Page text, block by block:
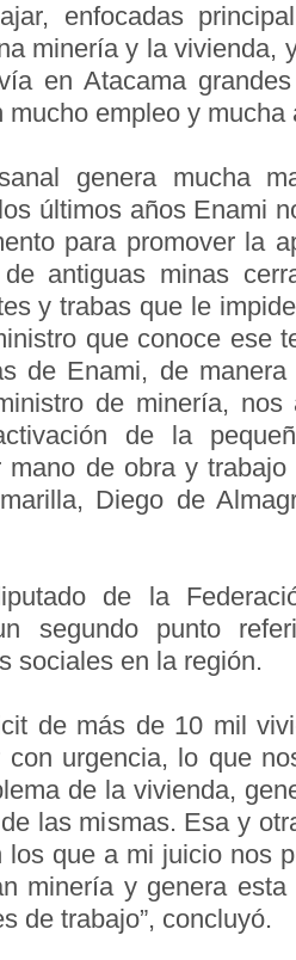
enfocadas
minería y la vivienda,
en Atacama
mucho empleo y mucha
genera mucha
últimos años Enami
para promover la
antiguas minas
y trabas que le
que conoce ese
de Enami, de
de minería,
de la
mano de obra y
Diego de
de la
segundo punto
sociales en la región.
de más de 10 mil
con urgencia, lo que
de la vivienda,
las mismas. Esa y
los que a mi juicio nos
minería y genera esta
de trabajo”, concluyó.